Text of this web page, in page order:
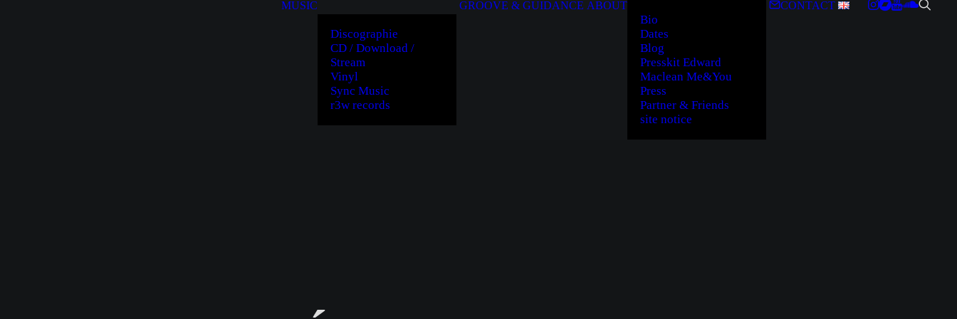
MUSIC
Discographie
CD / Download /
Stream
Vinyl
Sync Music
r3w records
GROOVE & GUIDANCE ABOUT
Bio
Dates
Blog
Presskit Edward
Maclean Me&You
Press
Partner & Friends
site notice
CONTACT